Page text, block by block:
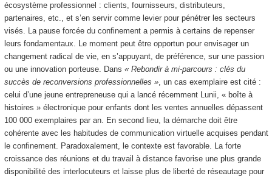
écosystème professionnel : clients, fournisseurs, distributeurs,
partenaires, etc., et s’en servir comme levier pour pénétrer les secteurs
visés. La pause forcée du confinement a permis à certains de repenser
leurs fondamentaux. Le moment peut être opportun pour envisager un
changement radical de vie, en s’appuyant, de préférence, sur une passion
ou une innovation porteuse. Dans « Rebondir à mi-parcours : clés du
succès de reconversions professionnelles », un cas exemplaire est cité :
celui d’une jeune entrepreneuse qui a lancé récemment Lunii, « boîte à
histoires » électronique pour enfants dont les ventes annuelles dépassent
100 000 exemplaires par an. En second lieu, la démarche doit être
cohérente avec les habitudes de communication virtuelle acquises pendant
le confinement. Paradoxalement, le contexte est favorable. La forte
croissance des réunions et du travail à distance favorise une plus grande
disponibilité des interlocuteurs et laisse plus de liberté de réseautage pour